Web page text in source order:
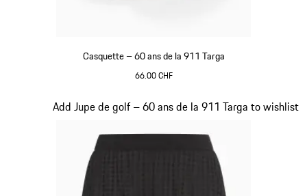
Casquette – 60 ans de la 911 Targa
66.00 CHF
Add Jupe de golf – 60 ans de la 911 Targa to wishlist
Diapositive 4 sur 20